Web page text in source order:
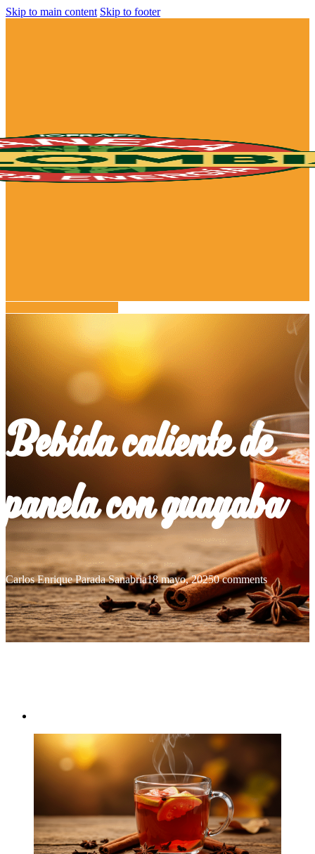
Skip to main content Skip to footer
Bebida caliente de
panela con guayaba
Carlos Enrique Parada Sanabria18 mayo, 20250 comments